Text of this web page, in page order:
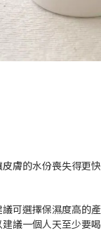
膚的水份喪失得更
可選擇保濕度高的
議一個人天至少要